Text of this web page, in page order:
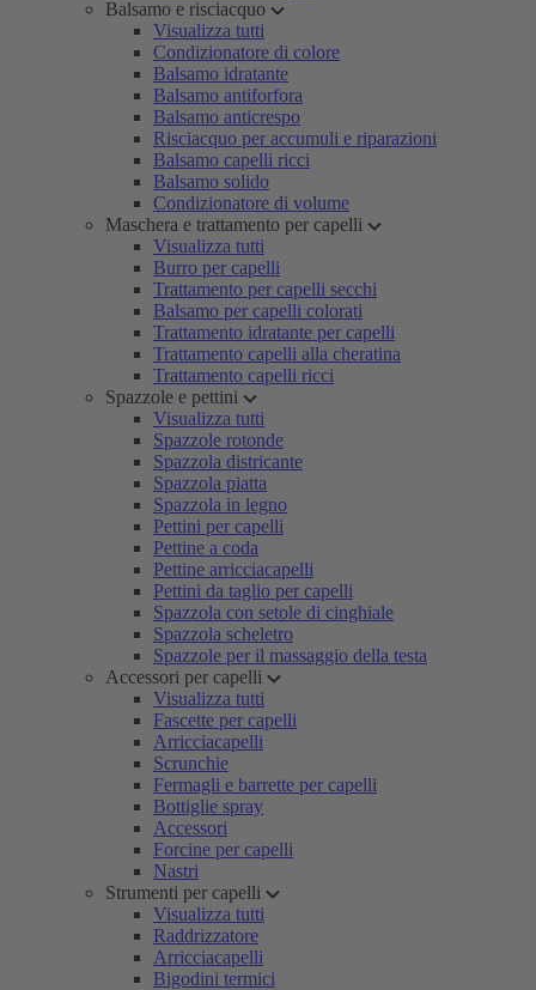
Balsamo e risciacquo
Visualizza tutti
Condizionatore di colore
Balsamo idratante
Balsamo antiforfora
Balsamo anticrespo
Risciacquo per accumuli e riparazioni
Balsamo capelli ricci
Balsamo solido
Condizionatore di volume
Maschera e trattamento per capelli
Visualizza tutti
Burro per capelli
Trattamento per capelli secchi
Balsamo per capelli colorati
Trattamento idratante per capelli
Trattamento capelli alla cheratina
Trattamento capelli ricci
Spazzole e pettini
Visualizza tutti
Spazzole rotonde
Spazzola districante
Spazzola piatta
Spazzola in legno
Pettini per capelli
Pettine a coda
Pettine arricciacapelli
Pettini da taglio per capelli
Spazzola con setole di cinghiale
Spazzola scheletro
Spazzole per il massaggio della testa
Accessori per capelli
Visualizza tutti
Fascette per capelli
Arricciacapelli
Scrunchie
Fermagli e barrette per capelli
Bottiglie spray
Accessori
Forcine per capelli
Nastri
Strumenti per capelli
Visualizza tutti
Raddrizzatore
Arricciacapelli
Bigodini termici